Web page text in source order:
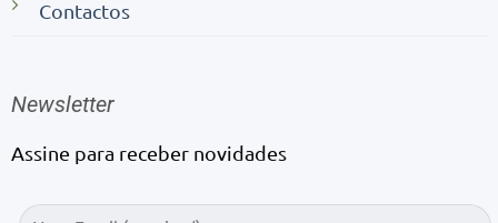
Contactos
Newsletter
Assine para receber novidades